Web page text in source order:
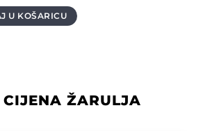
U KOŠARICU
ŽARULJA